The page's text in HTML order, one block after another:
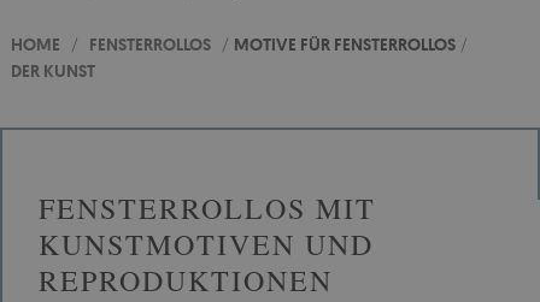
HOME / FENSTERROLLOS / MOTIVE FÜR FENSTERROLLOS /
DER KUNST
FENSTERROLLOS MIT
KUNSTMOTIVEN UND
REPRODUKTIONEN